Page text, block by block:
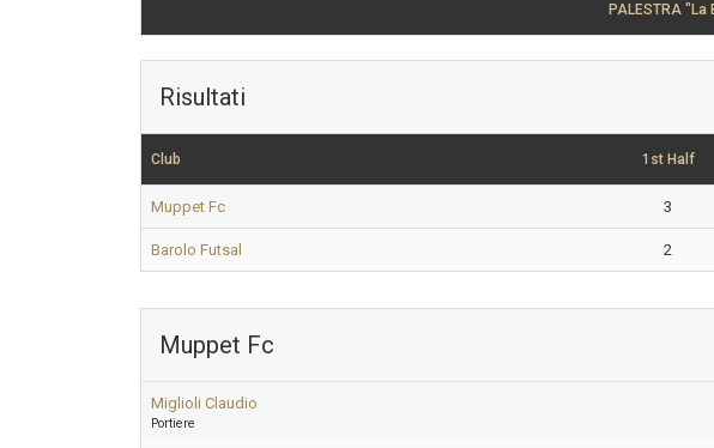
PALESTRA
Risultati
Club 1st Half
Muppet Fc 3
Barolo Futsal 2
Muppet Fc
Miglioli Claudio
Portiere